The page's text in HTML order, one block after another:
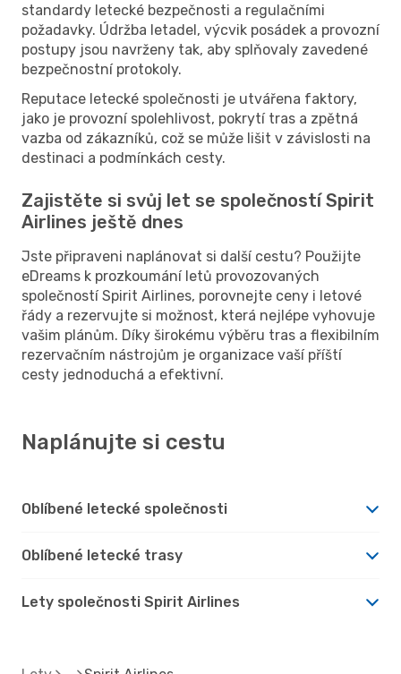
standardy letecké bezpečnosti a regulačními
požadavky. Údržba letadel, výcvik posádek a provozní
postupy jsou navrženy tak, aby splňovaly zavedené
bezpečnostní protokoly.
Reputace letecké společnosti je utvářena faktory,
jako je provozní spolehlivost, pokrytí tras a zpětná
vazba od zákazníků, což se může lišit v závislosti na
destinaci a podmínkách cesty.
Zajistěte si svůj let se společností Spirit
Airlines ještě dnes
Jste připraveni naplánovat si další cestu? Použijte
eDreams k prozkoumání letů provozovaných
společností Spirit Airlines, porovnejte ceny i letové
řády a rezervujte si možnost, která nejlépe vyhovuje
vašim plánům. Díky širokému výběru tras a flexibilním
rezervačním nástrojům je organizace vaší příští
cesty jednoduchá a efektivní.
Naplánujte si cestu
Oblíbené letecké společnosti
Oblíbené letecké trasy
Lety společnosti Spirit Airlines